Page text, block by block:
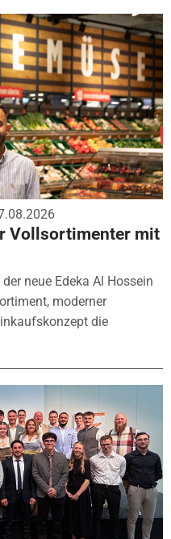
Vollsortimenter mit
neue Edeka Al Hossein
moderner
die